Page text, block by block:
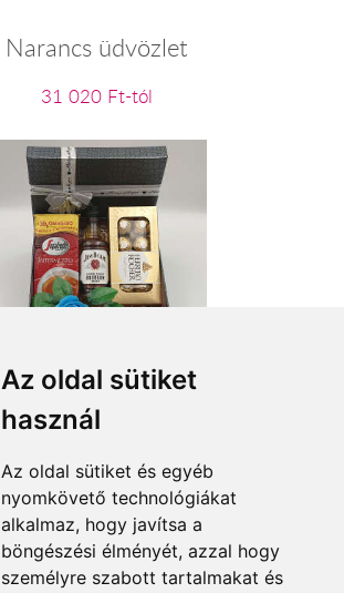
Az oldal sütiket
használ
Az oldal sütiket és egyéb
nyomkövető technológiákat
alkalmaz, hogy javítsa a
böngészési élményét, azzal hogy
személyre szabott tartalmakat és
Narancs üdvözlet
31 020 Ft-tól
A férfi hangulatai
19 480 Ft-tól
Elfogadott fizetési módok